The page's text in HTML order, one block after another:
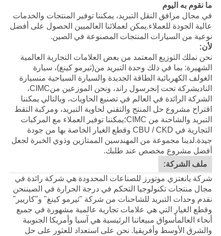
ما نقوم به اليوم
في مجال مرافق النقل التبريد، يمكننا توفير المنتجات والخدمات
عالية الجودة للعملاء.يمكن لعملائنا العالميين الحصول على أفضل
نوعية من السيارات المنتجات المصنوعة في الصين.
لأن:
نحن نملك التوزيع المعتمد من بعض العلامات التجارية العالمية
الشهيرة: بما في ذلك وحدة التبريد من(ثيرمو كينغ)، سيارة
الغولف الكهربائية الطاقة الجديدة والسيارة السياحية منسيارة
الناديشركة تحت إنجرسول راند، ونحن الموزعين منCIMC،
الشركة الرائدة في العالم في تصنيع الحاويات، وبالتالي يمكننا
اقتراح مشروع حل المنتج والتقني لحاوية التبريد، ومركبة التقط
التبريد والشاحنة من CIMC؛يمكننا توفير العملاء مع المركبات
التجارية في CBU / CKD وقطع الغيار الخاصة بها من جودة
جيدة.لدينا مجموعة من المهندسين الممتازين وذوي الخبرة لجعل
أفضل مشروع مخصص عند طلبك.
ملف الشركة:
شركة يانغتزي موتورز للصناعات المحدودة هي شركة رائدة في
مجال منتجات تكنولوجيا التحكم في درجة الحرارة في الصيننحن
نقدم وحدات التبريد للشاحنات من شركة "ثيرمو كينغ" و"كاريير"
وقطع الغيار التي هي علامات تجارية عالمية مشهورة في جميع
أنحاء العالمأسواق مبيعاتنا الرئيسية هي آسيا وأمريكا الجنوبية
والشرق الأوسط وأفريقيا. نحن على استعداد للعثور على حل